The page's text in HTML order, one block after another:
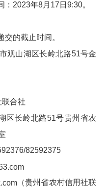
2023年8月17日9:30。
的截止时间。
观山湖区长岭北路51号金
合社
区长岭北路51号贵州省农
82592375
（贵州省农村信用社联